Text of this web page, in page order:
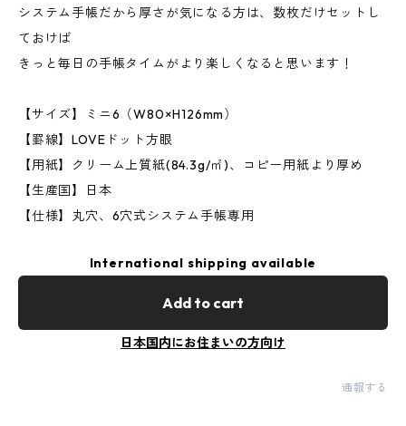
システム手帳だから厚さが気になる方は、数枚だけセットし
ておけば
きっと毎日の手帳タイムがより楽しくなると思います！
【サイズ】ミニ6（W80×H126mm）
【罫線】LOVEドット方眼
【用紙】クリーム上質紙(84.3g/㎡)、コピー用紙より厚め
【生産国】日本
【仕様】丸穴、6穴式システム手帳専用
International shipping available
Add to cart
日本国内にお住まいの方向け
通報する